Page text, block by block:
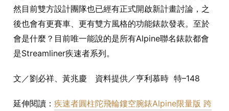
然目前雙方設計團隊也已經有正式開啟新計畫討論，之
後也會有更賽車、更有雙方風格的功能錶款發表。至於
會是什麼？目前唯一能說的是所有Alpine聯名錶款都會
是Streamliner疾速者系列。
文／劉必祥、黃兆慶 資料提供／亨利慕時 特–148
延伸閱讀： 疾速者圓柱陀飛輪鏤空腕錶Alpine限量版 跨